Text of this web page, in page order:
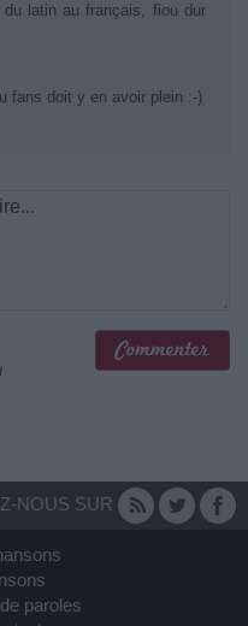
latin au français, fiou dur
fans doit y en avoir plein :-)
NOUS SUR
paroles